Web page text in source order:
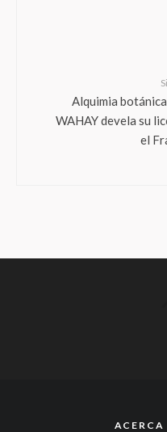
Alquimia
WAHAY devela su
el
ACERCA